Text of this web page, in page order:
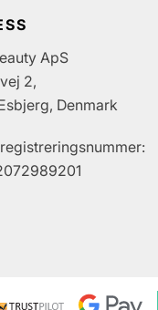
ApS
2,
Denmark